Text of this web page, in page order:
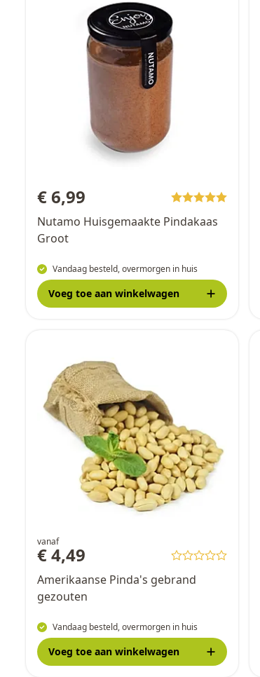
€ 6,99
Nutamo Huisgemaakte Pindakaas
Groot
Vandaag besteld, overmorgen in huis
Voeg toe aan winkelwagen
vanaf
€ 4,49
Amerikaanse Pinda's gebrand
gezouten
Vandaag besteld, overmorgen in huis
Voeg toe aan winkelwagen